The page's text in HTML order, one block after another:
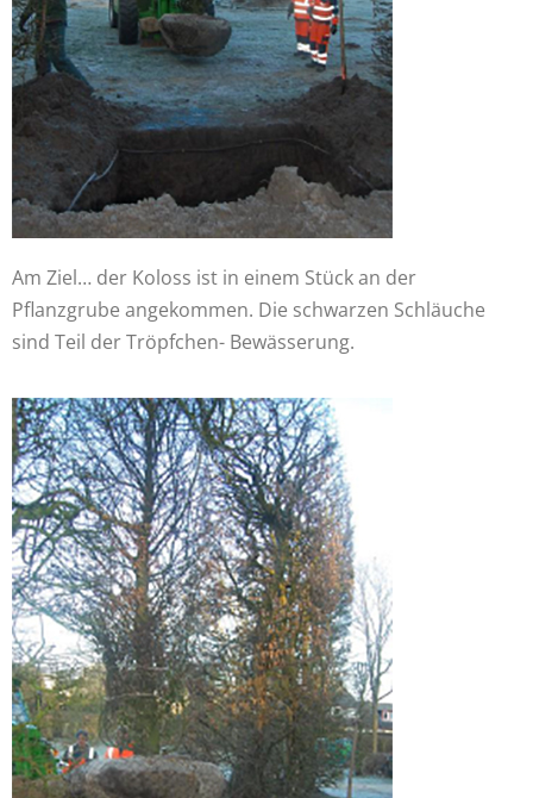
Am Ziel… der Koloss ist in einem Stück an der
Pflanzgrube angekommen. Die schwarzen Schläuche
sind Teil der Tröpfchen- Bewässerung.